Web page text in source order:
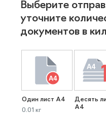
Выберите
уточните
документов в
Один лист А4
0.01 кг
Десять
А4